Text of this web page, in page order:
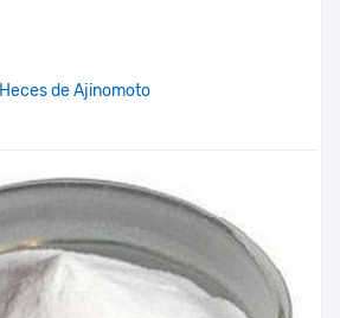
Heces de Ajinomoto